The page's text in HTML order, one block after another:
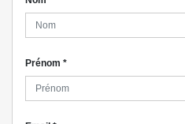
Prénom *